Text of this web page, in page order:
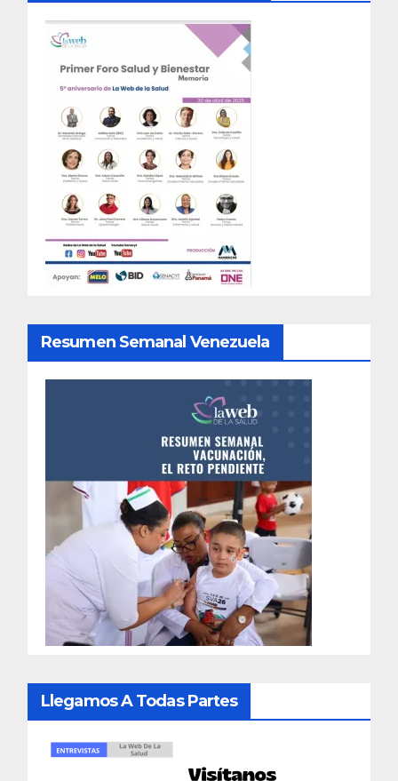
Resumen Semanal Venezuela
Llegamos A Todas Partes